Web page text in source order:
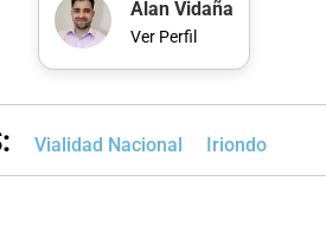
Alan Vidaña
Ver Perfil
Vialidad Nacional Iriondo